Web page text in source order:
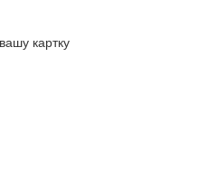
картку